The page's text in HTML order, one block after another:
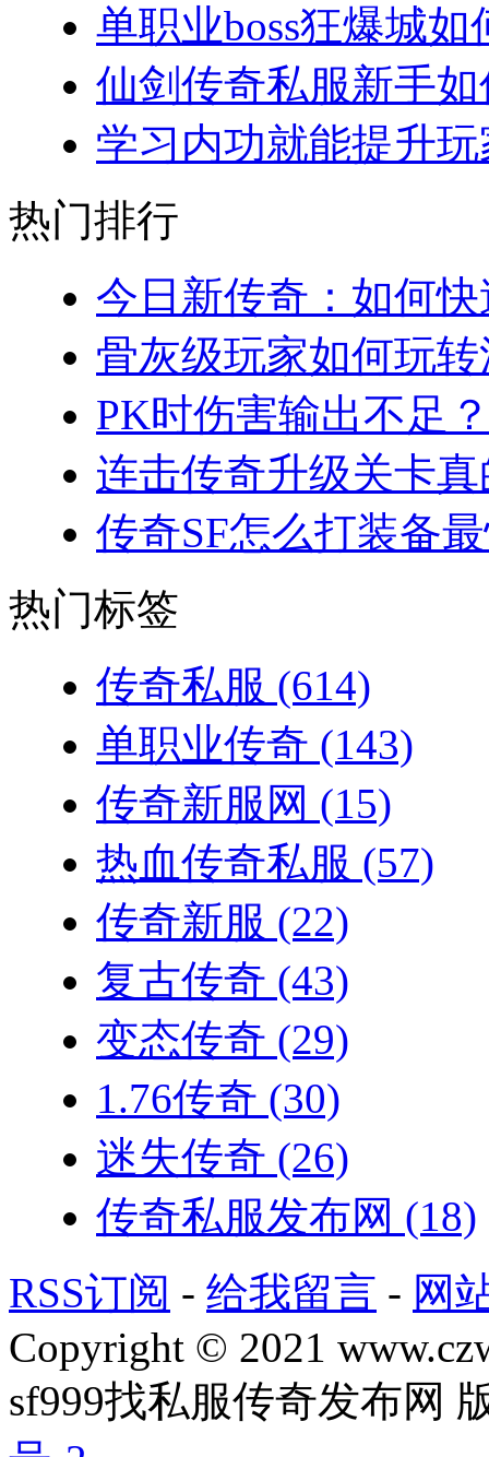
单职业boss狂爆城
仙剑传奇私服新手
学习内功就能提升
热门排行
今日新传奇：如何
骨灰级玩家如何玩
PK时伤害输出不足
连击传奇升级关卡
传奇SF怎么打装备
热门标签
传奇私服 (614)
单职业传奇 (143)
传奇新服网 (15)
热血传奇私服 (57)
传奇新服 (22)
复古传奇 (43)
变态传奇 (29)
1.76传奇 (30)
迷失传奇 (26)
传奇私服发布网 (18)
RSS订阅 - 给我留言 - 网
Copyright © 2021
sf999找私服传奇发布网